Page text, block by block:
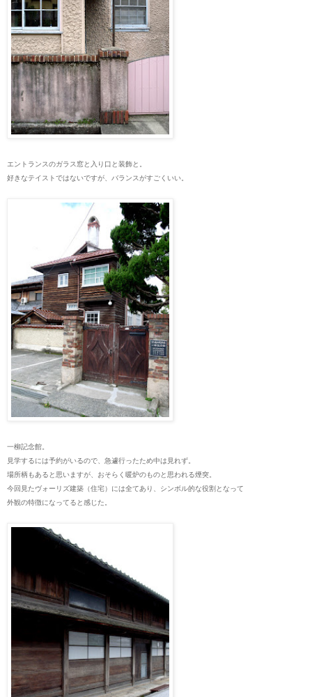
エントランスのガラス窓と入り口と装飾と。
好きなテイストではないですが、バランスがすごくいい。
一柳記念館。
見学するには予約がいるので、急遽行ったため中は見れず。
場所柄もあると思いますが、おそらく暖炉のものと思われる煙突。
今回見たヴォーリズ建築（住宅）には全てあり、シンボル的な役割となって
外観の特徴になってると感じた。